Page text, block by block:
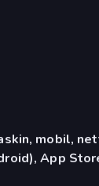
mobil,
App